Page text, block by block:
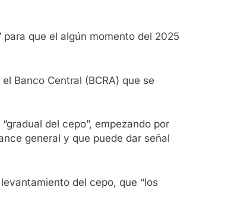
que el algún momento del 2025
Banco Central (BCRA) que se
del cepo”, empezando por
general y que puede dar señal
del cepo, que “los